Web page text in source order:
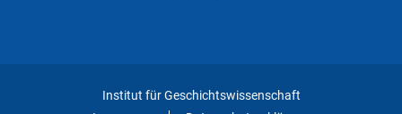
Institut für Geschichtswissenschaft